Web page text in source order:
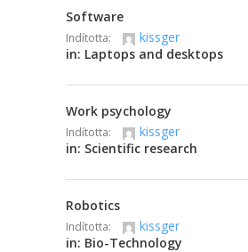
Software
Indította:
kissger
in: Laptops and desktops
Work psychology
Indította:
kissger
in: Scientific research
Robotics
Indította:
kissger
in: Bio-Technology